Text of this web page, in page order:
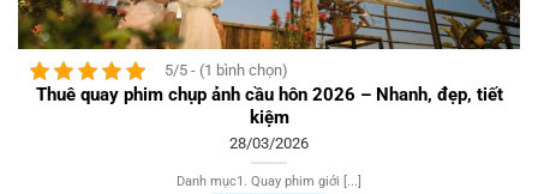
5/5 - (1 bình chọn)
Thuê quay phim chụp ảnh cầu hôn 2026 – Nhanh, đẹp, tiết
kiệm
28/03/2026
Danh mục1. Quay phim giới [...]